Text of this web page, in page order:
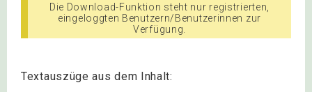
Die Download-Funktion steht nur registrierten,
eingeloggten Benutzern/Benutzerinnen zur
Verfügung.
Textauszüge aus dem Inhalt: